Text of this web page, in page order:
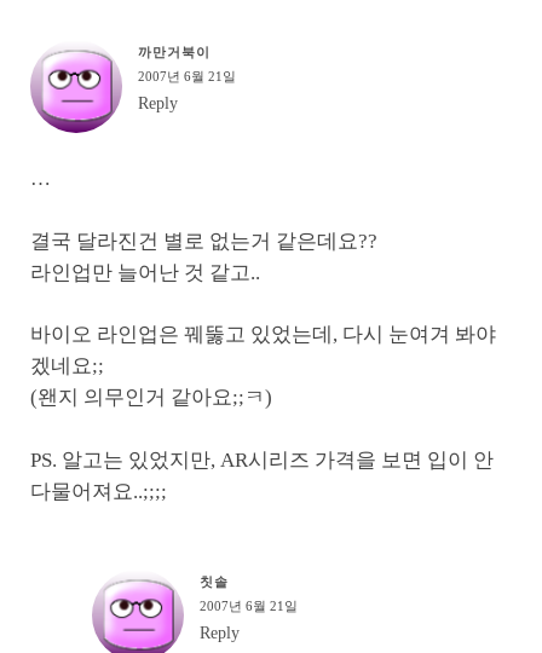
까만거북이
2007년 6월 21일
Reply
…
결국 달라진건 별로 없는거 같은데요??
라인업만 늘어난 것 같고..
바이오 라인업은 꿰뚫고 있었는데, 다시 눈여겨 봐야
겠네요;;
(왠지 의무인거 같아요;;ㅋ)
PS. 알고는 있었지만, AR시리즈 가격을 보면 입이 안
다물어져요..;;;;
칫솔
2007년 6월 21일
Reply